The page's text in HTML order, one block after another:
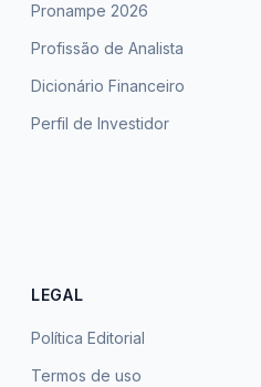
Pronampe 2026
Profissão de Analista
Dicionário Financeiro
Perfil de Investidor
LEGAL
Política Editorial
Termos de uso